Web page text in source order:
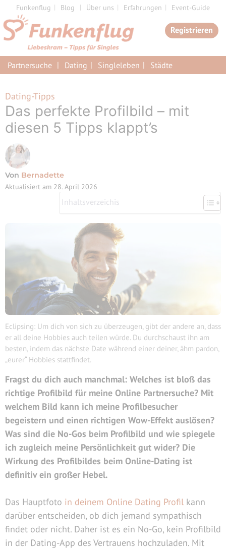
Zum
Inhalt
springen
Funkenflug Blog Über uns Erfahrungen Event-Guide
Registrieren
Partnersuche Dating Singleleben Städte
Dating-Tipps
Das perfekte Profilbild – mit
diesen 5 Tipps klappt’s
Von Bernadette
Aktualisiert am 28. April 2026
Inhaltsverzeichis
Eclipsing: Um dich von sich zu überzeugen, gibt der andere an, dass
er all deine Hobbies auch teilen würde. Du durchschaust ihn am
besten, indem das nächste Date während einer deiner, ähm pardon,
„eurer“ Hobbies stattfindet.
Fragst du dich auch manchmal: Welches ist bloß das
richtige Profilbild für meine Online Partnersuche? Mit
welchem Bild kann ich meine Profilbesucher
begeistern und einen richtigen Wow-Effekt auslösen?
Was sind die No-Gos beim Profilbild und wie spiegele
ich zugleich meine Persönlichkeit gut wider? Die
Wirkung des Profilbildes beim Online-Dating ist
definitiv ein großer Hebel.
Das Hauptfoto in deinem Online Dating Profil kann
darüber entscheiden, ob dich jemand sympathisch
findet oder nicht. Daher ist es ein No-Go, kein Profilbild
in der Dating-App des Vertrauens hochzuladen. Mit